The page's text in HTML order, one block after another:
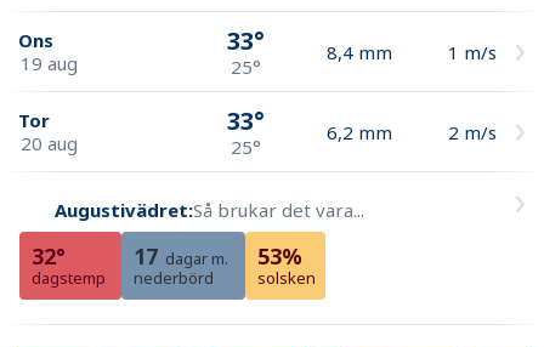
Ons
19 aug
33°
25°
8,4 mm 1 m/s
Tor
20 aug
33°
25°
6,2 mm 2 m/s
Augustivädret:Så brukar det vara...
32°
dagstemp
17 dagar m.
nederbörd
53%
solsken